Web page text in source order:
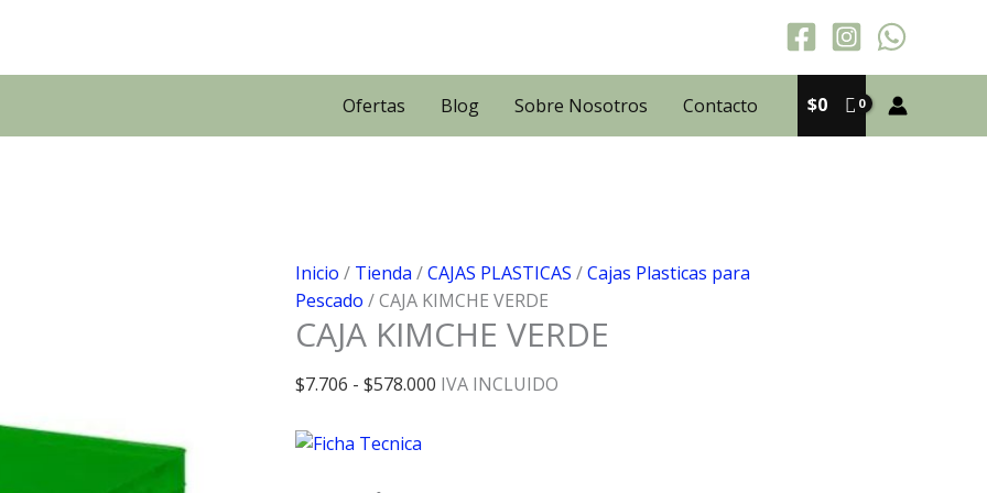
Ofertas Blog Sobre Nosotros Contacto $0
Inicio / Tienda /CAJAS PLASTICAS /Cajas Plasticas para
Pescado / CAJA KIMCHE VERDE
CAJA KIMCHE VERDE
$7.706 - $578.000 Rango
IVA INCLUIDO